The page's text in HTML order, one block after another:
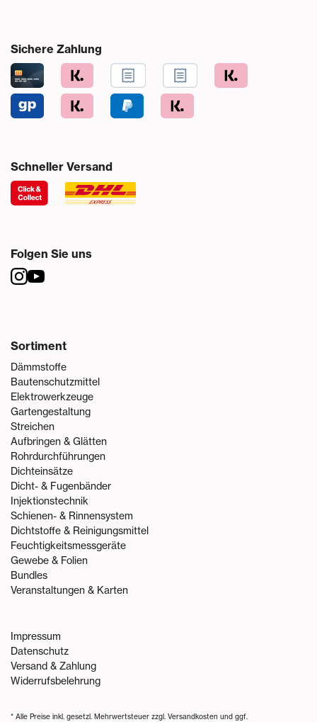
Sichere Zahlung
Schneller Versand
Folgen Sie uns
Sortiment
Dämmstoffe
Bautenschutzmittel
Elektrowerkzeuge
Gartengestaltung
Streichen
Aufbringen & Glätten
Rohrdurchführungen
Dichteinsätze
Dicht- & Fugenbänder
Injektionstechnik
Schienen- & Rinnensystem
Dichtstoffe & Reinigungsmittel
Feuchtigkeitsmessgeräte
Gewebe & Folien
Bundles
Veranstaltungen & Karten
Impressum
Datenschutz
Versand & Zahlung
Widerrufsbelehrung
* Alle Preise inkl. gesetzl. Mehrwertsteuer zzgl. Versandkosten und ggf.